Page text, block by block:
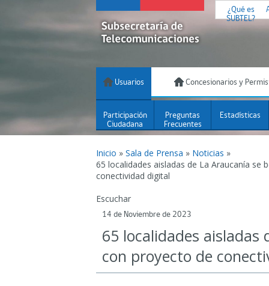
¿Qué es
SUBTEL?
Usuarios Concesionarios y
Participación
Ciudadana
Preguntas
Frecuentes
Estadísticas
Inicio » Sala de Prensa » Noticias »
65 localidades aisladas de La Araucanía se
conectividad digital
Escuchar
14 de Noviembre de 2023
65 localidades aisladas
con proyecto de